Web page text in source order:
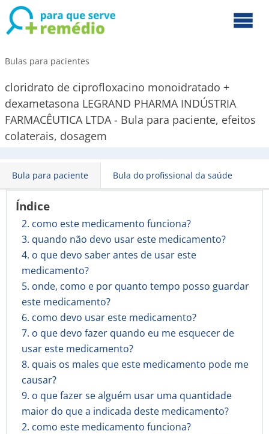
Bulas para pacientes
cloridrato de ciprofloxacino monoidratado +
dexametasona LEGRAND PHARMA INDÚSTRIA
FARMACÊUTICA LTDA - Bula para paciente, efeitos
colaterais, dosagem
Bula para paciente Bula do profissional da saúde
Índice
2. como este medicamento funciona?
3. quando não devo usar este medicamento?
4. o que devo saber antes de usar este
medicamento?
5. onde, como e por quanto tempo posso guardar
este medicamento?
6. como devo usar este medicamento?
7. o que devo fazer quando eu me esquecer de
usar este medicamento?
8. quais os males que este medicamento pode me
causar?
9. o que fazer se alguém usar uma quantidade
maior do que a indicada deste medicamento?
2. como este medicamento funciona?